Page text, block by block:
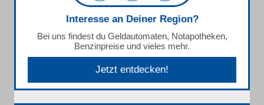
Interesse an Deiner Region?
Bei uns findest du Geldautomaten, Notapotheken,
Benzinpreise und vieles mehr.
Jetzt entdecken!